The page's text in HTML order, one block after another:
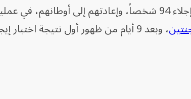
وأسفرت المساعي الإسبانية، حتى الاثنين، عن إجلاء 94 شخصاً، وإعادتهم إلى
، وبعد 9 أيام من ظهور أول نتيجة اختبار